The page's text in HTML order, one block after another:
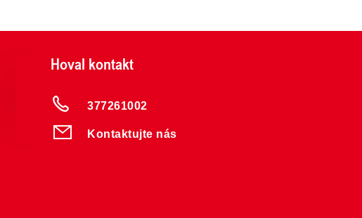
Hoval kontakt
377261002
Kontaktujte nás